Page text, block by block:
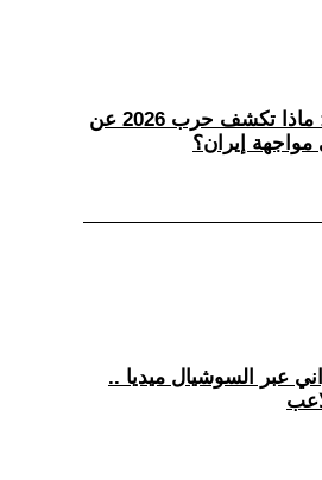
(3) بين الحسم والتوازن: ماذا تكشف حرب 2026 عن
مواجهة إيران؟
عبر السوشيال ميديا ..